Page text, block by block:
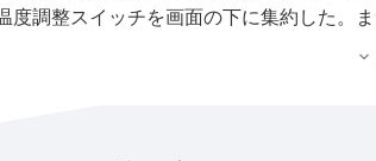
度調整スイッチを画面の下に集約した。
にすっぽりと縁取られた形となる曲線的